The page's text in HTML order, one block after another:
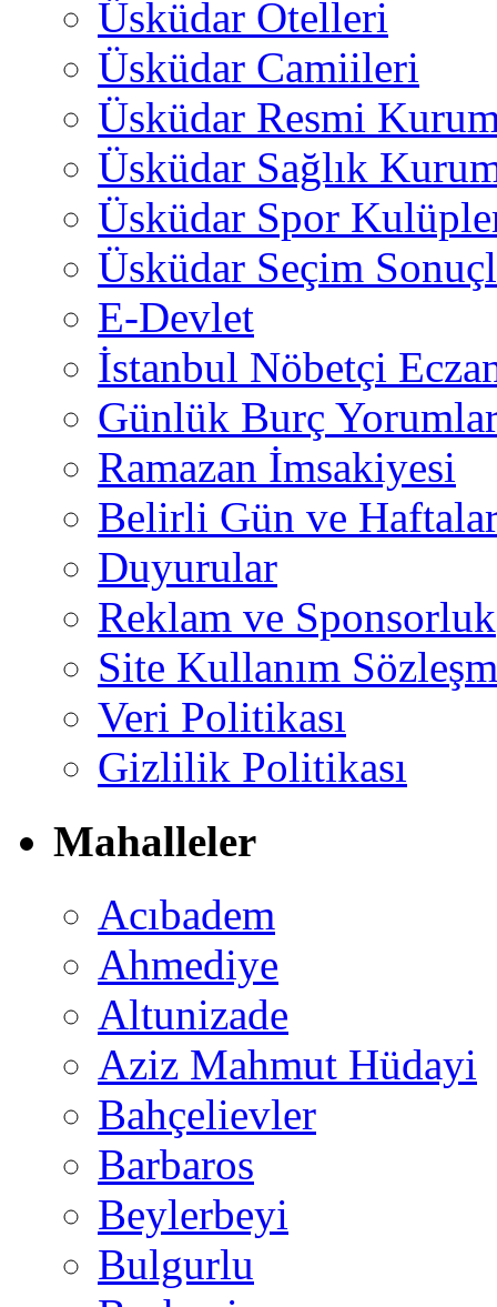
Üsküdar Otelleri
Üsküdar Camiileri
Üsküdar Resmi
Üsküdar Sağlık
Üsküdar Spor
Üsküdar Seçim
E-Devlet
İstanbul Nöbetçi
Günlük Burç
Ramazan İmsakiyesi
Belirli Gün ve
Duyurular
Reklam ve Sponsorluk
Site Kullanım
Veri Politikası
Gizlilik Politikası
Mahalleler
Acıbadem
Ahmediye
Altunizade
Aziz Mahmut Hüdayi
Bahçelievler
Barbaros
Beylerbeyi
Bulgurlu